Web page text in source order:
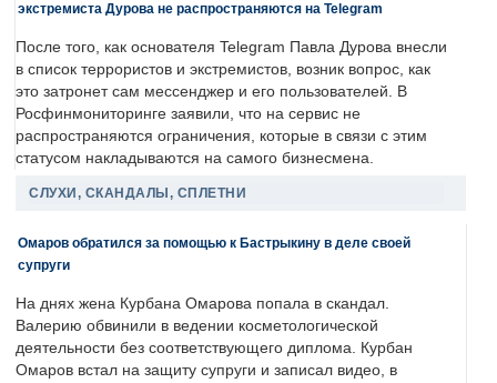
экстремиста Дурова не распространяются на Telegram
После того, как основателя Telegram Павла Дурова внесли
в список террористов и экстремистов, возник вопрос, как
это затронет сам мессенджер и его пользователей. В
Росфинмониторинге заявили, что на сервис не
распространяются ограничения, которые в связи с этим
статусом накладываются на самого бизнесмена.
СЛУХИ, СКАНДАЛЫ, СПЛЕТНИ
Омаров обратился за помощью к Бастрыкину в деле своей
супруги
На днях жена Курбана Омарова попала в скандал.
Валерию обвинили в ведении косметологической
деятельности без соответствующего диплома. Курбан
Омаров встал на защиту супруги и записал видео, в